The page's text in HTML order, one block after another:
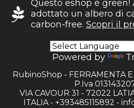
Questo eshop è green!
adottato un albero di
carbon-free. Scopri il
Powered by
RubinoShop - FERRAMENTA
P.Iva
VIA CAVOUR 31 - 72022
ITALIA - +393485115892 -